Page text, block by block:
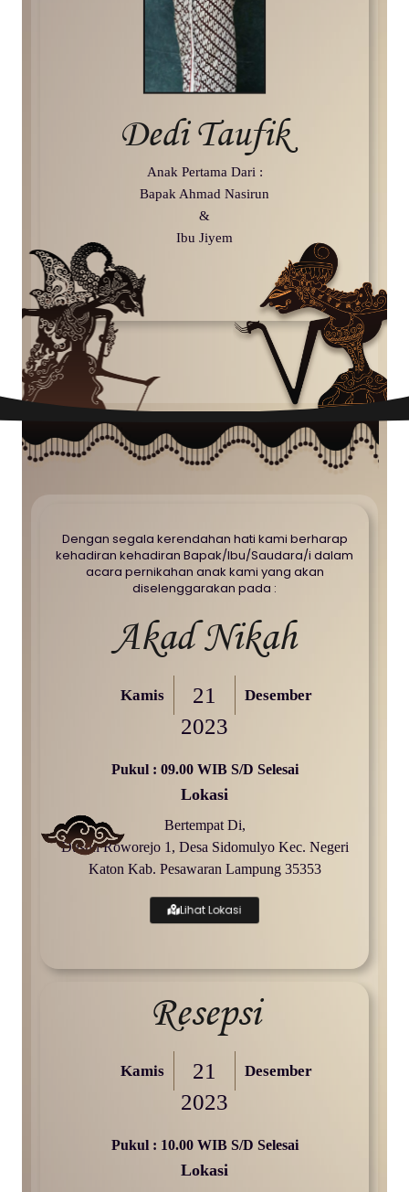
Dedi Taufik
Anak Pertama Dari :
Bapak Ahmad Nasirun
&
Ibu Jiyem
Dengan segala kerendahan hati kami berharap
kehadiran kehadiran Bapak/Ibu/Saudara/i dalam
acara pernikahan anak kami yang akan
diselenggarakan pada :
Akad Nikah
Kamis 21 Desember
2023
Pukul : 09.00 WIB S/d Selesai
Lokasi
Bertempat Di,
Dusun Roworejo 1, Desa Sidomulyo Kec. Negeri
Katon Kab. Pesawaran Lampung 35353
Lihat Lokasi
Resepsi
Kamis 21 Desember
2023
Pukul : 10.00 WIB S/d Selesai
Lokasi